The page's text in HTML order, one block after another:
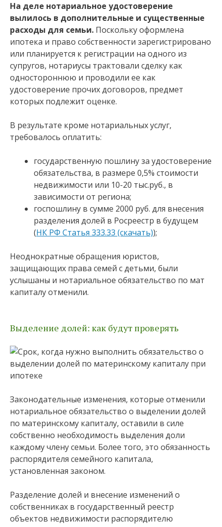
На деле нотариальное удостоверение
вылилось в дополнительные и существенные
расходы для семьи. Поскольку оформлена
ипотека и право собственности зарегистрировано
или планируется к регистрации на одного из
супругов, нотариусы трактовали сделку как
одностороннюю и проводили ее как
удостоверение прочих договоров, предмет
которых подлежит оценке.
В результате кроме нотариальных услуг,
требовалось оплатить:
государственную пошлину за удостоверение
обязательства, в размере 0,5% стоимости
недвижимости или 10-20 тыс.руб., в
зависимости от региона;
госпошлину в сумме 2000 руб. для внесения
разделения долей в Росреестр в будущем
(НК РФ Статья 333.33 (скачать));
Неоднократные обращения юристов,
защищающих права семей с детьми, были
услышаны и нотариальное обязательство по мат
капиталу отменили.
Выделение долей: как будут проверять
Законодательные изменения, которые отменили
нотариальное обязательство о выделении долей
по материнскому капиталу, оставили в силе
собственно необходимость выделения доли
каждому члену семьи. Более того, это обязанность
распорядителя семейного капитала,
установленная законом.
Разделение долей и внесение изменений о
собственниках в государственный реестр
объектов недвижимости распорядителю